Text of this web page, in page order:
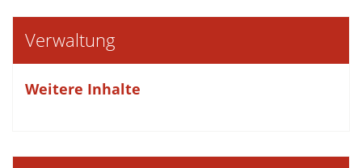
Verwaltung
Weitere Inhalte